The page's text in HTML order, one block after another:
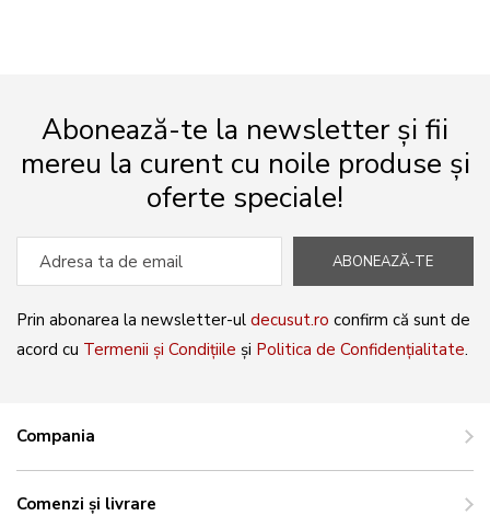
Abonează-te la newsletter și fii
mereu la curent cu noile produse și
oferte speciale!
ABONEAZĂ-TE
Prin abonarea la newsletter-ul decusut.ro confirm că sunt de
acord cu Termenii și Condițiile și Politica de Confidențialitate.
Compania
Comenzi și livrare